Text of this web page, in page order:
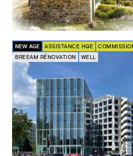
NEW AGE ASSISTANCE HQE
BREEAM RÉNOVATION
WELL